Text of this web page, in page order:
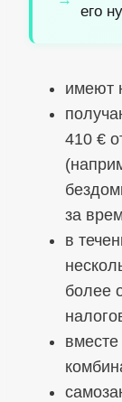
его
имеют
410 €
за
в
более
вместе